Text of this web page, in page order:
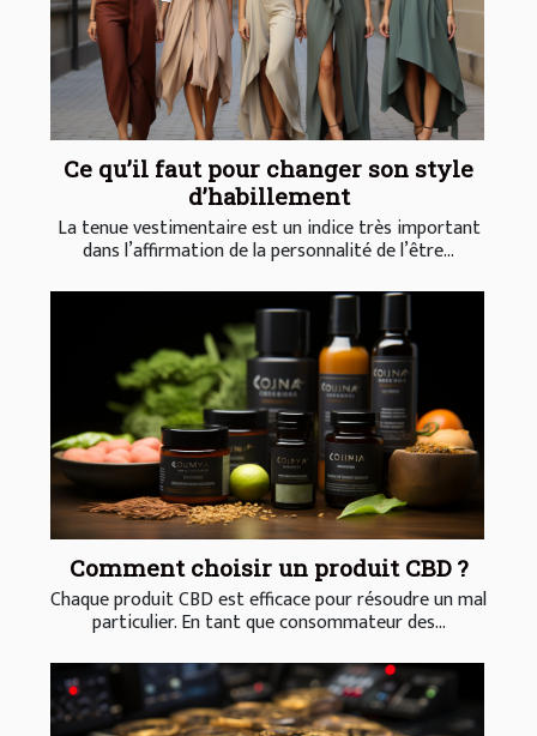
Ce qu’il faut pour changer son style
d’habillement
La tenue vestimentaire est un indice très important
dans l’affirmation de la personnalité de l’être...
Comment choisir un produit CBD ?
Chaque produit CBD est efficace pour résoudre un mal
particulier. En tant que consommateur des...